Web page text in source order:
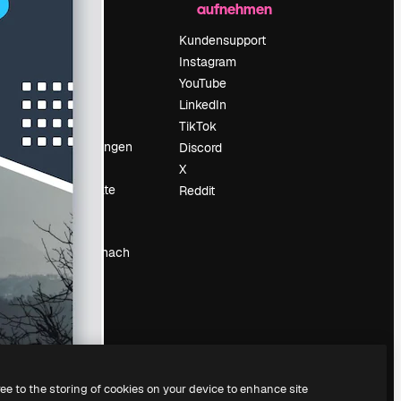
Karriere
Suchtrends
Blog
Veranstaltungen
Slidesgo
Deine Inhalte
verkaufen
Pressesaal
Suchst du nach
magnific.ai
aufnehmen
Kundensupport
Instagram
YouTube
LinkedIn
TikTok
Discord
X
Reddit
to the storing of cookies on your device to enhance site